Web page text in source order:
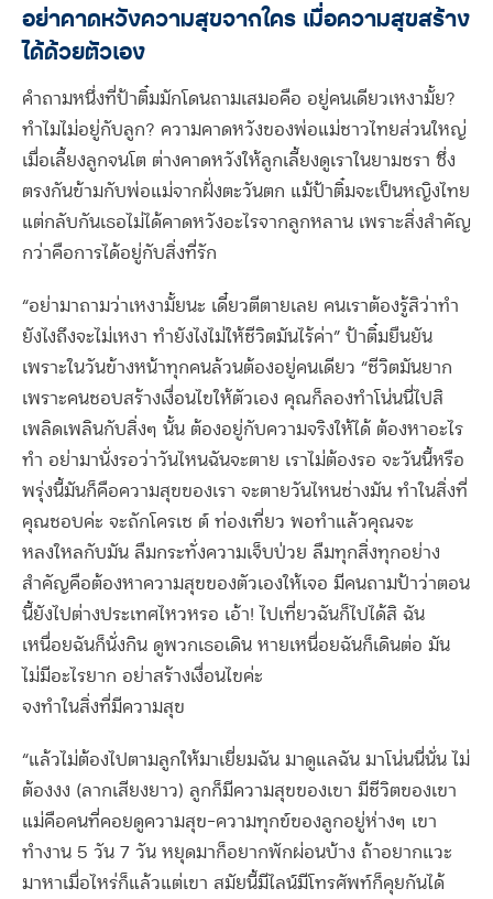
อย่าคาดหวังความสุขจากใคร เมื่อความสุขสร้าง
ได้ด้วยตัวเอง
คำถามหนึ่งที่ป้าติ๋มมักโดนถามเสมอคือ อยู่คนเดียวเหงามั้ย?
ทำไมไม่อยู่กับลูก? ความคาดหวังของพ่อแม่ชาวไทยส่วนใหญ่
เมื่อเลี้ยงลูกจนโต ต่างคาดหวังให้ลูกเลี้ยงดูเราในยามชรา ซึ่ง
ตรงกันข้ามกับพ่อแม่จากฝั่งตะวันตก แม้ป้าติ๋มจะเป็นหญิงไทย
แต่กลับกันเธอไม่ได้คาดหวังอะไรจากลูกหลาน เพราะสิ่งสำคัญ
กว่าคือการได้อยู่กับสิ่งที่รัก
“อย่ามาถามว่าเหงามั้ยนะ เดี๋ยวตีตายเลย คนเราต้องรู้สิว่าทำ
ยังไงถึงจะไม่เหงา ทำยังไงไม่ให้ชีวิตมันไร้ค่า” ป้าติ๋มยืนยัน
เพราะในวันข้างหน้าทุกคนล้วนต้องอยู่คนเดียว “ชีวิตมันยาก
เพราะคนชอบสร้างเงื่อนไขให้ตัวเอง คุณก็ลองทำโน่นนี่ไปสิ
เพลิดเพลินกับสิ่งๆ นั้น ต้องอยู่กับความจริงให้ได้ ต้องหาอะไร
ทำ อย่ามานั่งรอว่าวันไหนฉันจะตาย เราไม่ต้องรอ จะวันนี้หรือ
พรุ่งนี้มันก็คือความสุขของเรา จะตายวันไหนช่างมัน ทำในสิ่งที่
คุณชอบค่ะ จะถักโครเช ต์ ท่องเที่ยว พอทำแล้วคุณจะ
หลงใหลกับมัน ลืมกระทั่งความเจ็บป่วย ลืมทุกสิ่งทุกอย่าง
สำคัญคือต้องหาความสุขของตัวเองให้เจอ มีคนถามป้าว่าตอน
นี้ยังไปต่างประเทศไหวหรอ เอ้า! ไปเที่ยวฉันก็ไปได้สิ ฉัน
เหนื่อยฉันก็นั่งกิน ดูพวกเธอเดิน หายเหนื่อยฉันก็เดินต่อ มัน
ไม่มีอะไรยาก อย่าสร้างเงื่อนไขค่ะ
จงทำในสิ่งที่มีความสุข
“แล้วไม่ต้องไปตามลูกให้มาเยี่ยมฉัน มาดูแลฉัน มาโน่นนี่นั่น ไม่
ต้องงง (ลากเสียงยาว) ลูกก็มีความสุขของเขา มีชีวิตของเขา
แม่คือคนที่คอยดูความสุข-ความทุกข์ของลูกอยู่ห่างๆ เขา
ทำงาน 5 วัน 7 วัน หยุดมาก็อยากพักผ่อนบ้าง ถ้าอยากแวะ
มาหาเมื่อไหร่ก็แล้วแต่เขา สมัยนี้มีไลน์มีโทรศัพท์ก็คุยกันได้